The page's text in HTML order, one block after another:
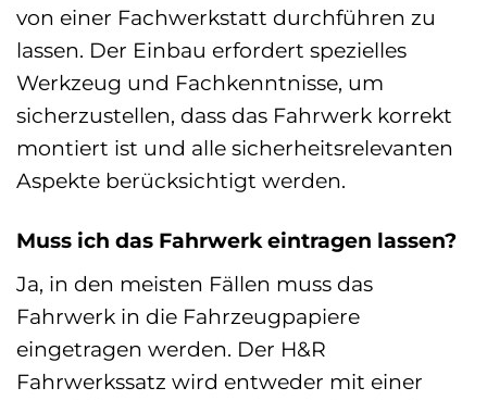
von einer Fachwerkstatt durchführen zu
lassen. Der Einbau erfordert spezielles
Werkzeug und Fachkenntnisse, um
sicherzustellen, dass das Fahrwerk korrekt
montiert ist und alle sicherheitsrelevanten
Aspekte berücksichtigt werden.
Muss ich das Fahrwerk eintragen lassen?
Ja, in den meisten Fällen muss das
Fahrwerk in die Fahrzeugpapiere
eingetragen werden. Der H&R
Fahrwerkssatz wird entweder mit einer